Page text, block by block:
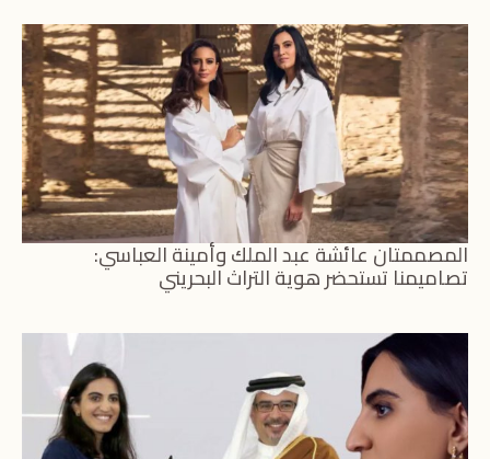
المصممتان عائشة عبد الملك وأمينة العباسي:
تصاميمنا تستحضر هوية التراث البحريني